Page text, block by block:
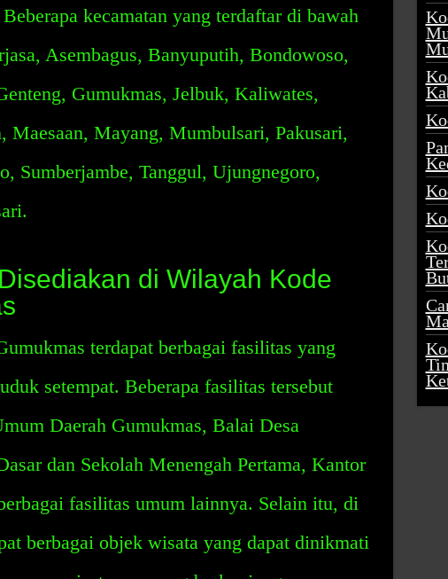
kecamatan yang terdaftar di bawah
Asembagus, Banyuputih, Bondowoso,
Gumukmas, Jelbuk, Kaliwates,
Maesaan, Mayang, Mumbulsari, Pakusari,
Sumberjambe, Tanggul, Ujungnegoro,
di Wilayah Kode
terdapat berbagai fasilitas yang
setempat. Beberapa fasilitas tersebut
Daerah Gumukmas, Balai Desa
dan Sekolah Menengah Pertama, Kantor
fasilitas umum lainnya. Selain itu, di
berbagai objek wisata yang dapat dinikmati